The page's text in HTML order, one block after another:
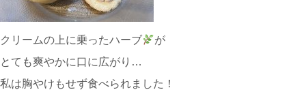
クリームの上に乗ったハーブ
が
とても爽やかに口に広がり…
私は胸やけもせず食べられました！